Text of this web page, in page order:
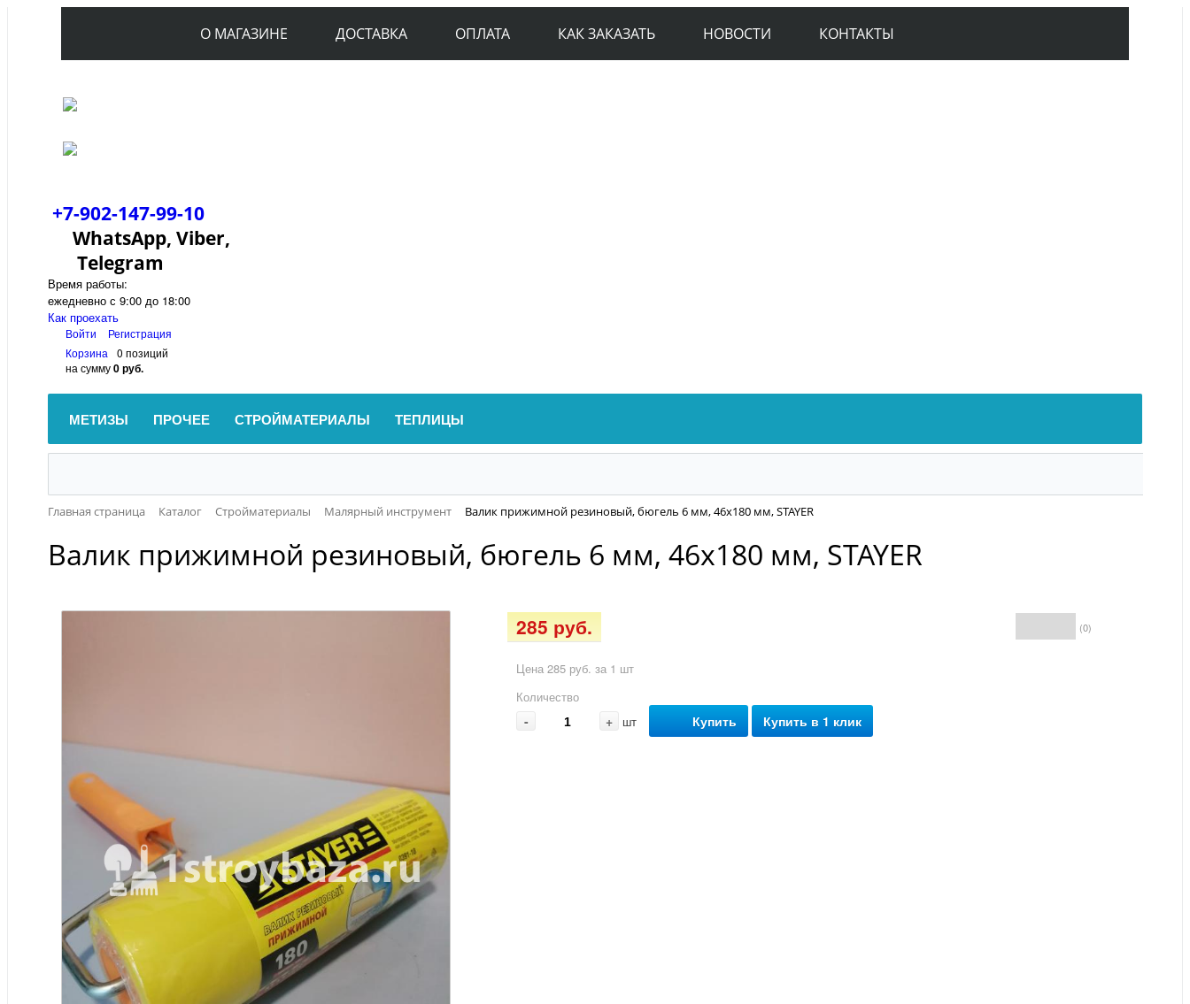
О МАГАЗИНЕ ДОСТАВКА ОПЛАТА КАК ЗАКАЗАТЬ НОВОСТИ КОНТАКТЫ
+7-902-147-99-10
WhatsApp, Viber,
Telegram
Время работы:
ежедневно с 9:00 до 18:00
Как проехать
Войти
Регистрация
Корзина
0 позиций
на сумму0 руб.
МЕТИЗЫ ПРОЧЕЕ СТРОЙМАТЕРИАЛЫ ТЕПЛИЦЫ
Главная страница Каталог Стройматериалы Малярный инструмент Валик прижимной резиновый, бюгель 6 мм, 46х180 мм, STAYER
Валик прижимной резиновый, бюгель 6 мм, 46х180 мм, STAYER
(0)
285 руб.
Цена 285 руб. за 1 шт
Количество
- + шт Купить Купить в 1 клик